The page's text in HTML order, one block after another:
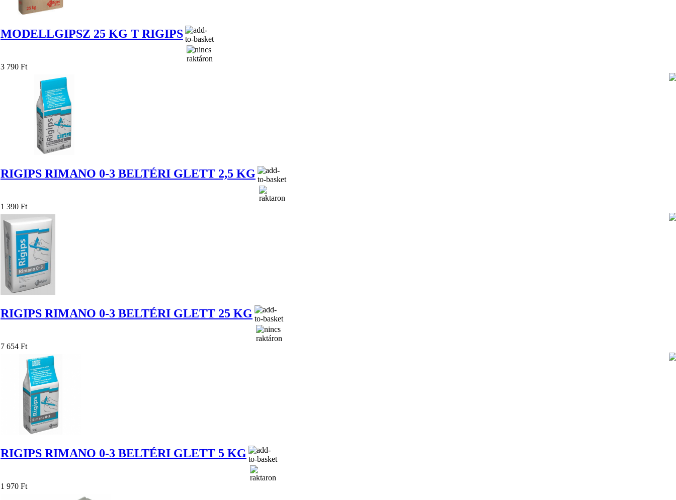
MODELLGIPSZ 25 KG T RIGIPS
3 790 Ft
RIGIPS RIMANO 0-3 BELTÉRI GLETT 2,5 KG
1 390 Ft
RIGIPS RIMANO 0-3 BELTÉRI GLETT 25 KG
7 654 Ft
RIGIPS RIMANO 0-3 BELTÉRI GLETT 5 KG
1 970 Ft